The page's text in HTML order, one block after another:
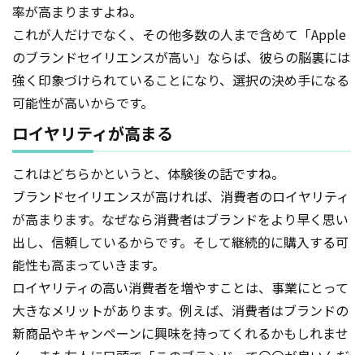
率が高まりますよね。
これが人だけでなく、その他多数の人まで含めて「Apple
のブランドセイリエンスが高い」ならば、彼らの脳裏には
強く印象づけられていることになり、選択の決め手になる
可能性が高いからです。
ロイヤリティが高まる
これはどちらかというと、体験後の話ですね。
ブランドセイリエンスが高ければ、消費者のロイヤリティ
が高まります。なぜなら消費者はブランドをより早く思い
出し、信頼しているからです。そして継続的に購入する可
能性も高まっていきます。
ロイヤリティの高い消費者を増やすことは、事業にとって
大きなメリットがあります。例えば、消費者はブランドの
新商品やキャンペーンに興味を持ってくれるかもしれませ